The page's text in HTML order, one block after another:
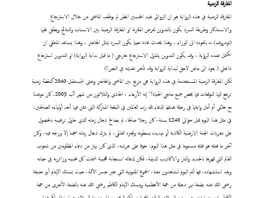
المفارقة الزمنية
المفارقة الزمنية في هذه الرواية هو ان الروائي عبد الحسين المطر لم يوظف الماضي من خلال الاسترجاع
والاستذكار وطريقة السرد يكون بالتدوين لفرض المقارنة او المفارقة الزمنية بين الاسباب والنتائج ويطلق عليها
(تودروف) – بالعودة الى الوراء ، وهذا يحدث عادة حينما يكون السرد يمثل الحاضر ، وهذا يساعد المتلقي ان
تكتمل عنده الرؤية ، وقد يكون التدوين يتناول الاسترجاع خارجي ( ما قبل بداية الرواية) او التدوين استرجاع
داخلي ( يعود الى ماض لاحق لبداية الرواية وقد تأخر تقديمه في النص!)
لكن المفارقة الزمنية المستخدمة في هذه الرواية هي مزيج بين الماضي والحاضر وحتى المستقبل 2040 كنقطة زمنية
ترتفع اليها التوقعات فيما يخص جميع مناحي الحياة!" إنه الأربعاء ، الحادي والثلاثون من شهر آب 2005، كان موعدنا
مع خالتي أم أمل وابنتها في رحلة هدفها الدعاء لله رب العالمين في البقعة المباركة التي دفن فيها أحد أولياءه الصالحين،
في مثل هذا اليوم قبل حوالي 1240 سنة، كان رجلا صالحا، لم يصالح دجال زمانه الذي حاول ترغيبه بالحصول
على مغريات الجنة الارضية الكاذبة أو تهديده بسطوته وتجبره العالمي، لم يترك دجال زمانه سجنا إلا وزجه فيه، وكان
آخر ما فعله هو قتله مسموما في مثل هذا اليوم، خوفا على عرشه، الذي كان يهتز من دعاء المظلومين من شعوب
العالم التي قهرها بالحديد والنار والاكاذيب الدينية، فكان لدعائه استجابة عجيبة شملت كل محبيه وزائريه في حياته
وبعد استشهاده، فها أنتم اليوم تشاهدون معنا، الجموع المليونية التي تعبر جسر الأئمة، حيث يمسك الإمام أبو حنيفة
رضي الله عنه بضفة نهر دجلة من جهة الأعظمية ويمسك الإمام الكاظم رضي الله عنه بالضفة الأخرى من جهة